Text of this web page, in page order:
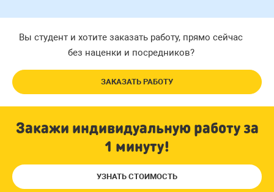
Вы студент и хотите заказать работу, прямо сейчас
без наценки и посредников?
ЗАКАЗАТЬ РАБОТУ
Закажи индивидуальную работу за
1 минуту!
УЗНАТЬ СТОИМОСТЬ